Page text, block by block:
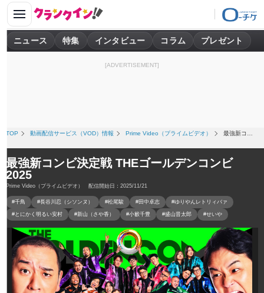
ニュース 特集 インタビュー コラム プレゼント
[ADVERTISEMENT]
TOP 動画配信サービス（VOD）情報 Prime Video（プライムビデオ）
最強新コンビ決定戦 THEゴールデンコンビ
2025
Prime Video（プライムビデオ） 配信開始日：2025/11/21
#千鳥 #長谷川忍（シソンヌ） #松尾駿 #田中卓志 #ゆりやんレトリィバァ
#とにかく明るい安村 #新山（さや香） #小籔千豊 #盛山晋太郎 #せいや